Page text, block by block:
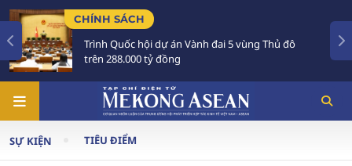
CHÍNH SÁCH
Trình Quốc hội dự án Vành đai 5 vùng Thủ đô
trên 288.000 tỷ đồng
SỰ KIỆN TIÊU ĐIỂM